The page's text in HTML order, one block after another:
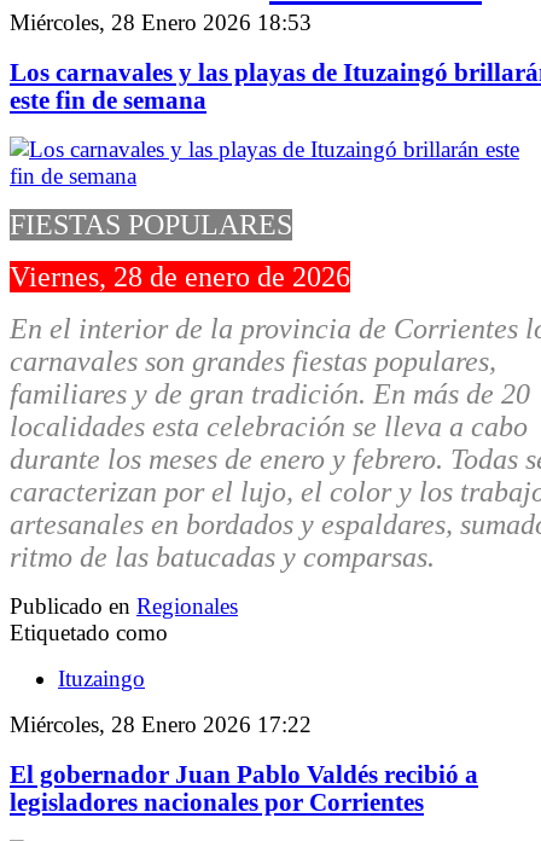
Miércoles, 28 Enero 2026 18:53
Los carnavales y las playas de Ituzaingó
este fin de semana
FIESTAS POPULARES
Viernes, 28 de enero de 2026
En el interior de la provincia de Corrientes
carnavales son grandes fiestas populares,
familiares y de gran tradición. En más de 20
localidades esta celebración se lleva a cabo
durante los meses de enero y febrero. Todas
caracterizan por el lujo, el color y los
artesanales en bordados y espaldares,
ritmo de las batucadas y comparsas.
Publicado en Regionales
Etiquetado como
Ituzaingo
Miércoles, 28 Enero 2026 17:22
El gobernador Juan Pablo Valdés recibió a
legisladores nacionales por Corrientes